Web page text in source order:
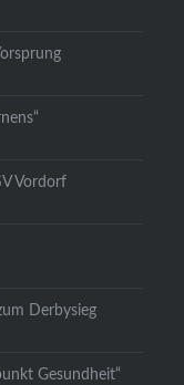
Vordorf
Derbysieg
Gesundheit“